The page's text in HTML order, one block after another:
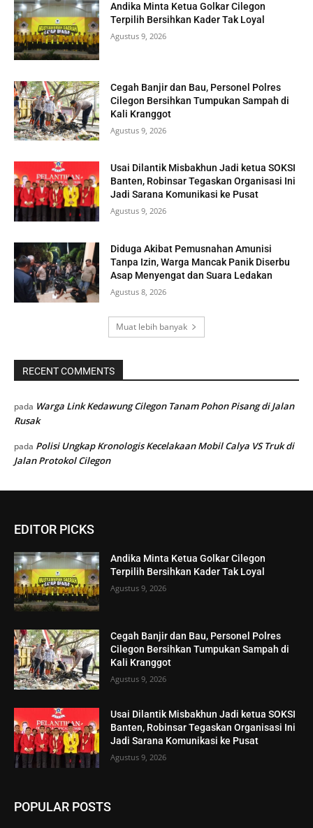
Andika Minta Ketua Golkar Cilegon
Terpilih Bersihkan Kader Tak Loyal
Agustus 9, 2026
Cegah Banjir dan Bau, Personel Polres
Cilegon Bersihkan Tumpukan Sampah di
Kali Kranggot
Agustus 9, 2026
Usai Dilantik Misbakhun Jadi ketua SOKSI
Banten, Robinsar Tegaskan Organisasi Ini
Jadi Sarana Komunikasi ke Pusat
Agustus 9, 2026
Diduga Akibat Pemusnahan Amunisi
Tanpa Izin, Warga Mancak Panik Diserbu
Asap Menyengat dan Suara Ledakan
Agustus 8, 2026
Muat lebih banyak
RECENT COMMENTS
pada Warga Link Kedawung Cilegon Tanam Pohon Pisang di Jalan
Rusak
pada Polisi Ungkap Kronologis Kecelakaan Mobil Calya VS Truk di
Jalan Protokol Cilegon
EDITOR PICKS
Andika Minta Ketua Golkar Cilegon
Terpilih Bersihkan Kader Tak Loyal
Agustus 9, 2026
Cegah Banjir dan Bau, Personel Polres
Cilegon Bersihkan Tumpukan Sampah di
Kali Kranggot
Agustus 9, 2026
Usai Dilantik Misbakhun Jadi ketua SOKSI
Banten, Robinsar Tegaskan Organisasi Ini
Jadi Sarana Komunikasi ke Pusat
Agustus 9, 2026
POPULAR POSTS